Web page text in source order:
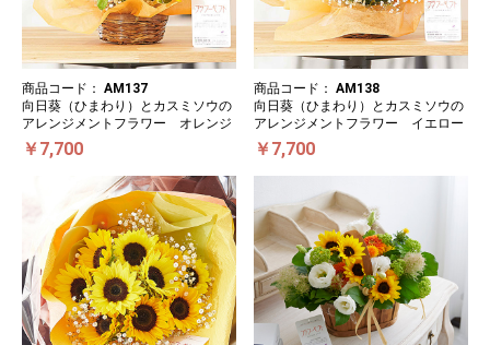
商品コード： AM137
向日葵（ひまわり）とカスミソウの
アレンジメントフラワー オレンジ
￥7,700
商品コード： AM138
向日葵（ひまわり）とカスミソウの
アレンジメントフラワー イエロー
￥7,700